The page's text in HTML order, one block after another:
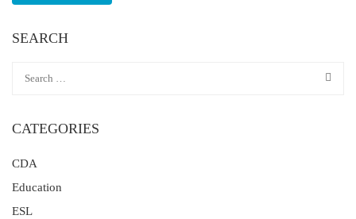
SEARCH
CATEGORIES
CDA
Education
ESL